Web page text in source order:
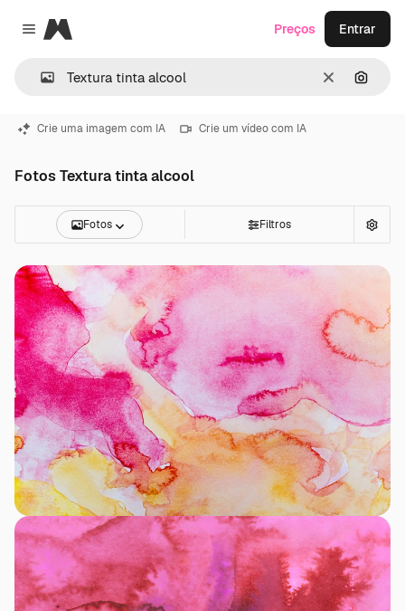
Close menu
Magnific
Limpar
Preços Entrar
Crie uma imagem com IA Crie um vídeo com IA
Fotos Textura tinta alcool
Fotos Filtros